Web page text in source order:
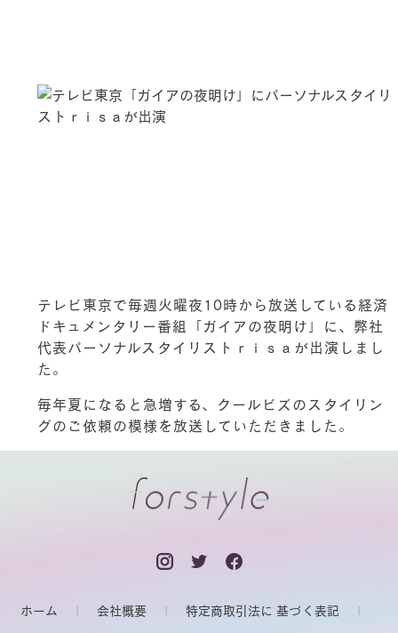
テレビ東京で毎週火曜夜10時から放送している経済
ドキュメンタリー番組「ガイアの夜明け」に、弊社
代表パーソナルスタイリストｒｉｓａが出演しまし
た。
毎年夏になると急増する、クールビズのスタイリン
グのご依頼の模様を放送していただきました。
ホーム 会社概要 特定商取引法に 基づく表記